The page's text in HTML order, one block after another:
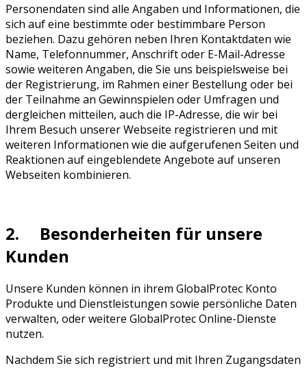
Personendaten sind alle Angaben und Informationen, die
sich auf eine bestimmte oder bestimmbare Person
beziehen. Dazu gehören neben Ihren Kontaktdaten wie
Name, Telefonnummer, Anschrift oder E-Mail-Adresse
sowie weiteren Angaben, die Sie uns beispielsweise bei
der Registrierung, im Rahmen einer Bestellung oder bei
der Teilnahme an Gewinnspielen oder Umfragen und
dergleichen mitteilen, auch die IP-Adresse, die wir bei
Ihrem Besuch unserer Webseite registrieren und mit
weiteren Informationen wie die aufgerufenen Seiten und
Reaktionen auf eingeblendete Angebote auf unseren
Webseiten kombinieren.
2. Besonderheiten für unsere
Kunden
Unsere Kunden können in ihrem GlobalProtec Konto
Produkte und Dienstleistungen sowie persönliche Daten
verwalten, oder weitere GlobalProtec Online-Dienste
nutzen.
Nachdem Sie sich registriert und mit Ihren Zugangsdaten